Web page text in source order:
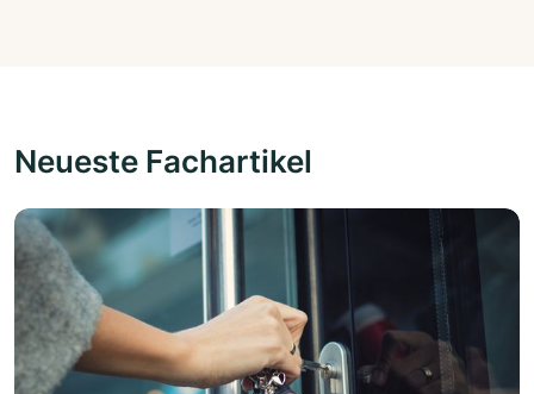
Neueste Fachartikel